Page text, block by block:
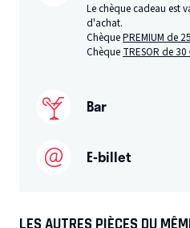
Le chèque cadeau est
d'achat.
ChèquePREMIUM de
Chèque TRESOR de 30
Bar
E-billet
LES AUTRES PIÈCES DU